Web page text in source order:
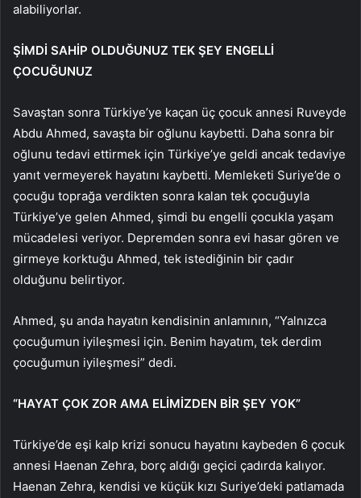
alabiliyorlar.
ŞİMDİ SAHİP OLDUĞUNUZ TEK ŞEY ENGELLİ
ÇOCUĞUNUZ
Savaştan sonra Türkiye’ye kaçan üç çocuk annesi Ruveyde
Abdu Ahmed, savaşta bir oğlunu kaybetti. Daha sonra bir
oğlunu tedavi ettirmek için Türkiye’ye geldi ancak tedaviye
yanıt vermeyerek hayatını kaybetti. Memleketi Suriye’de o
çocuğu toprağa verdikten sonra kalan tek çocuğuyla
Türkiye’ye gelen Ahmed, şimdi bu engelli çocukla yaşam
mücadelesi veriyor. Depremden sonra evi hasar gören ve
girmeye korktuğu Ahmed, tek istediğinin bir çadır
olduğunu belirtiyor.
Ahmed, şu anda hayatın kendisinin anlamının, “Yalnızca
çocuğumun iyileşmesi için. Benim hayatım, tek derdim
çocuğumun iyileşmesi” dedi.
“HAYAT ÇOK ZOR AMA ELİMİZDEN BİR ŞEY YOK”
Türkiye’de eşi kalp krizi sonucu hayatını kaybeden 6 çocuk
annesi Haenan Zehra, borç aldığı geçici çadırda kalıyor.
Haenan Zehra, kendisi ve küçük kızı Suriye’deki patlamada